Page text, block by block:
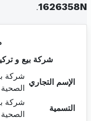
1626358N
.
شركة بيع و
الإسم التجاري
شركة
الصحية
التسمية
شركة
الصحية